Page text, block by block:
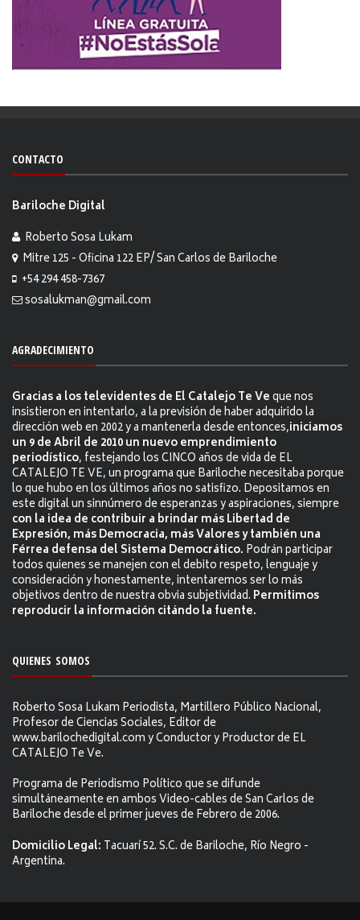
CONTACTO
Bariloche Digital
Roberto Sosa Lukam
Mitre 125 - Oficina 122 EP/ San Carlos de Bariloche
+54 294 458-7367
sosalukman@gmail.com
AGRADECIMIENTO
Gracias a los televidentes de El Catalejo Te Veque nos
insistieron en intentarlo, a la previsión de haber adquirido la
dirección web en 2002 y a mantenerla desde entonces,iniciamos
un 9 de Abril de 2010 un nuevo emprendimiento
periodístico, festejando los CINCO años de vida de EL
CATALEJO TE VE, un programa que Bariloche necesitaba porque
lo que hubo en los últimos años no satisfizo. Depositamos en
este digital un sinnúmero de esperanzas y aspiraciones, siempre
con la idea de contribuir a brindar más Libertad de
Expresión, más Democracia, más Valores y también una
Férrea defensa del Sistema Democrático. Podrán participar
todos quienes se manejen con el debito respeto, lenguaje y
consideración y honestamente, intentaremos ser lo más
objetivos dentro de nuestra obvia subjetividad. Permitimos
reproducir la información citándo la fuente.
QUIENES SOMOS
Roberto Sosa Lukam Periodista, Martillero Público Nacional,
Profesor de Ciencias Sociales, Editor de
www.barilochedigital.com y Conductor y Productor de EL
CATALEJO Te Ve.
Programa de Periodismo Político que se difunde
simultáneamente en ambos Video-cables de San Carlos de
Bariloche desde el primer jueves de Febrero de 2006.
Domicilio Legal: Tacuarí 52. S.C. de Bariloche, Río Negro -
Argentina.